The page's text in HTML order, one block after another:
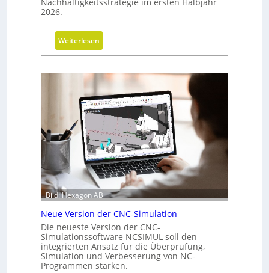
s
c
ä
f
t
s
ü
h
r
u
n
g
2026.
Weiterlesen
F
s
c
h
r
t
t
e
b
e
i
N
a
c
Bild: Hexagon AB
Neue Version der CNC-Simulation
Die neueste Version der CNC-
Simulationssoftware NCSIMUL soll den
integrierten Ansatz für die Überprüfung,
Simulation und Verbesserung von NC-
Programmen stärken.